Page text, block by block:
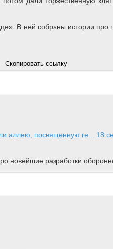
В ней собраны истории про
Скопировать ссылку
аллею, посвященную ге... 18
новейшие разработки